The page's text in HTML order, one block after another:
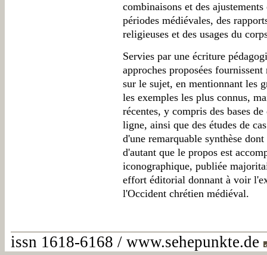
combinaisons et des
périodes médiévales, des
religieuses et des usages du
Servies par une écriture
approches proposées
sur le sujet, en mentionnant les
les exemples les plus connus,
récentes, y compris des bases
ligne, ainsi que des études de
d'une remarquable synthèse
d'autant que le propos est
iconographique, publiée
effort éditorial donnant à voir
l'Occident chrétien médiéval.
issn 1618-6168 / www.sehepunkte.de